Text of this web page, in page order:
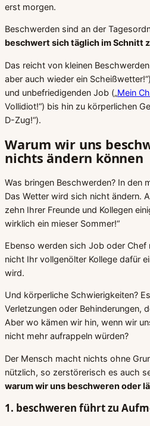
erst morgen.
Beschwerden sind an der
beschwert sich täglich im Schnitt
Das reicht von kleinen
aber auch wieder ein
und unbefriedigenden Job („Mein
Vollidiot!“) bis hin zu körperlichen
D-Zug!“).
Warum wir uns
nichts ändern können
Was bringen Beschwerden? In den
Das Wetter wird sich nicht ändern.
zehn Ihrer Freunde und Kollegen
wirklich ein mieser Sommer!“
Ebenso werden sich Job oder Chef
nicht Ihr vollgenölter Kollege dafür
wird.
Und körperliche Schwierigkeiten?
Verletzungen oder Behinderungen,
Aber wo kämen wir hin, wenn wir
nicht mehr aufrappeln würden?
Der Mensch macht nichts ohne
nützlich, so zerstörerisch es auch
warum wir uns beschweren oder
1. beschweren führt zu